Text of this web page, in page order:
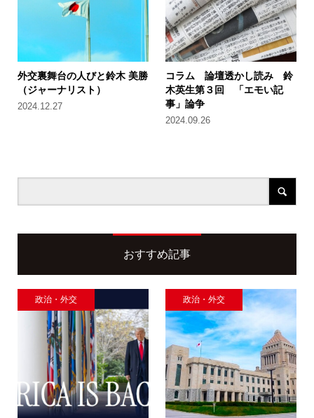
外交裏舞台の人びと鈴木 美勝
（ジャーナリスト）
2024.12.27
コラム 論壇透かし読み 鈴
木英生第３回 「エモい記
事」論争
2024.09.26
おすすめ記事
政治・外交 政治・外交